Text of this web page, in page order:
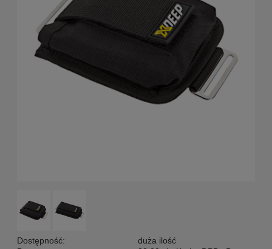
Dostępność:
duża ilość